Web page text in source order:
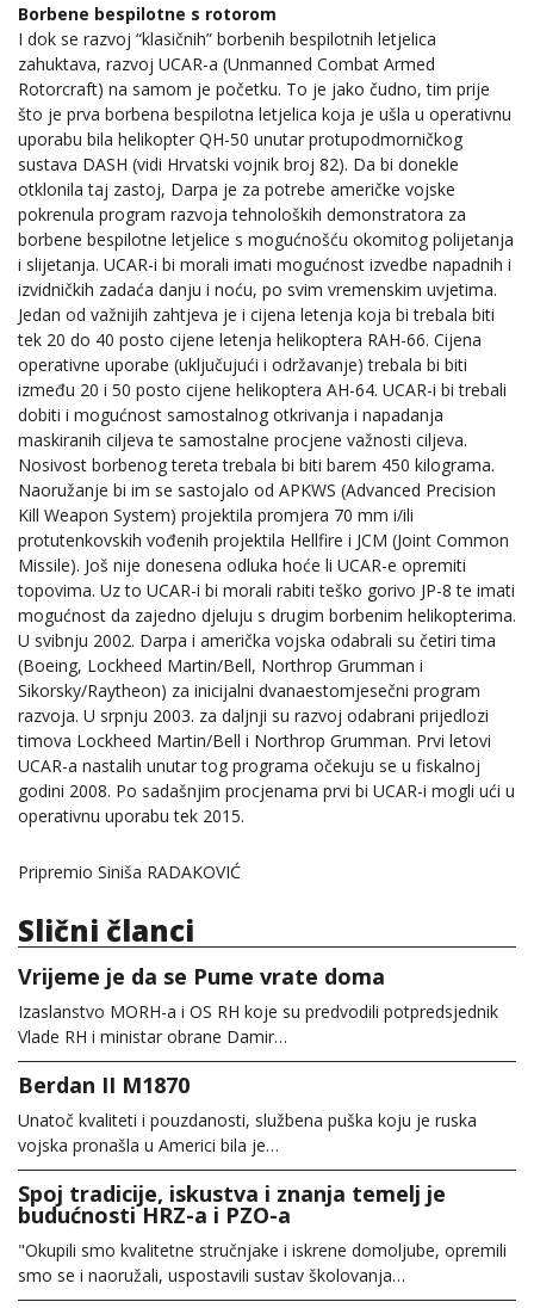
Borbene bespilotne s rotorom
I dok se razvoj “klasičnih” borbenih bespilotnih letjelica
zahuktava, razvoj UCAR-a (Unmanned Combat Armed
Rotorcraft) na samom je početku. To je jako čudno, tim prije
što je prva borbena bespilotna letjelica koja je ušla u operativnu
uporabu bila helikopter QH-50 unutar protupodmorničkog
sustava DASH (vidi Hrvatski vojnik broj 82). Da bi donekle
otklonila taj zastoj, Darpa je za potrebe američke vojske
pokrenula program razvoja tehnoloških demonstratora za
borbene bespilotne letjelice s mogućnošću okomitog polijetanja
i slijetanja. UCAR-i bi morali imati mogućnost izvedbe napadnih i
izvidničkih zadaća danju i noću, po svim vremenskim uvjetima.
Jedan od važnijih zahtjeva je i cijena letenja koja bi trebala biti
tek 20 do 40 posto cijene letenja helikoptera RAH-66. Cijena
operativne uporabe (uključujući i održavanje) trebala bi biti
između 20 i 50 posto cijene helikoptera AH-64. UCAR-i bi trebali
dobiti i mogućnost samostalnog otkrivanja i napadanja
maskiranih ciljeva te samostalne procjene važnosti ciljeva.
Nosivost borbenog tereta trebala bi biti barem 450 kilograma.
Naoružanje bi im se sastojalo od APKWS (Advanced Precision
Kill Weapon System) projektila promjera 70 mm i/ili
protutenkovskih vođenih projektila Hellfire i JCM (Joint Common
Missile). Još nije donesena odluka hoće li UCAR-e opremiti
topovima. Uz to UCAR-i bi morali rabiti teško gorivo JP-8 te imati
mogućnost da zajedno djeluju s drugim borbenim helikopterima.
U svibnju 2002. Darpa i američka vojska odabrali su četiri tima
(Boeing, Lockheed Martin/Bell, Northrop Grumman i
Sikorsky/Raytheon) za inicijalni dvanaestomjesečni program
razvoja. U srpnju 2003. za daljnji su razvoj odabrani prijedlozi
timova Lockheed Martin/Bell i Northrop Grumman. Prvi letovi
UCAR-a nastalih unutar tog programa očekuju se u fiskalnoj
godini 2008. Po sadašnjim procjenama prvi bi UCAR-i mogli ući u
operativnu uporabu tek 2015.
Pripremio Siniša RADAKOVIĆ
Slični članci
Vrijeme je da se Pume vrate doma
Izaslanstvo MORH-a i OS RH koje su predvodili potpredsjednik
Vlade RH i ministar obrane Damir…
Berdan II M1870
Unatoč kvaliteti i pouzdanosti, službena puška koju je ruska
vojska pronašla u Americi bila je…
Spoj tradicije, iskustva i znanja temelj je
budućnosti HRZ-a i PZO-a
"Okupili smo kvalitetne stručnjake i iskrene domoljube, opremili
smo se i naoružali, uspostavili sustav školovanja…